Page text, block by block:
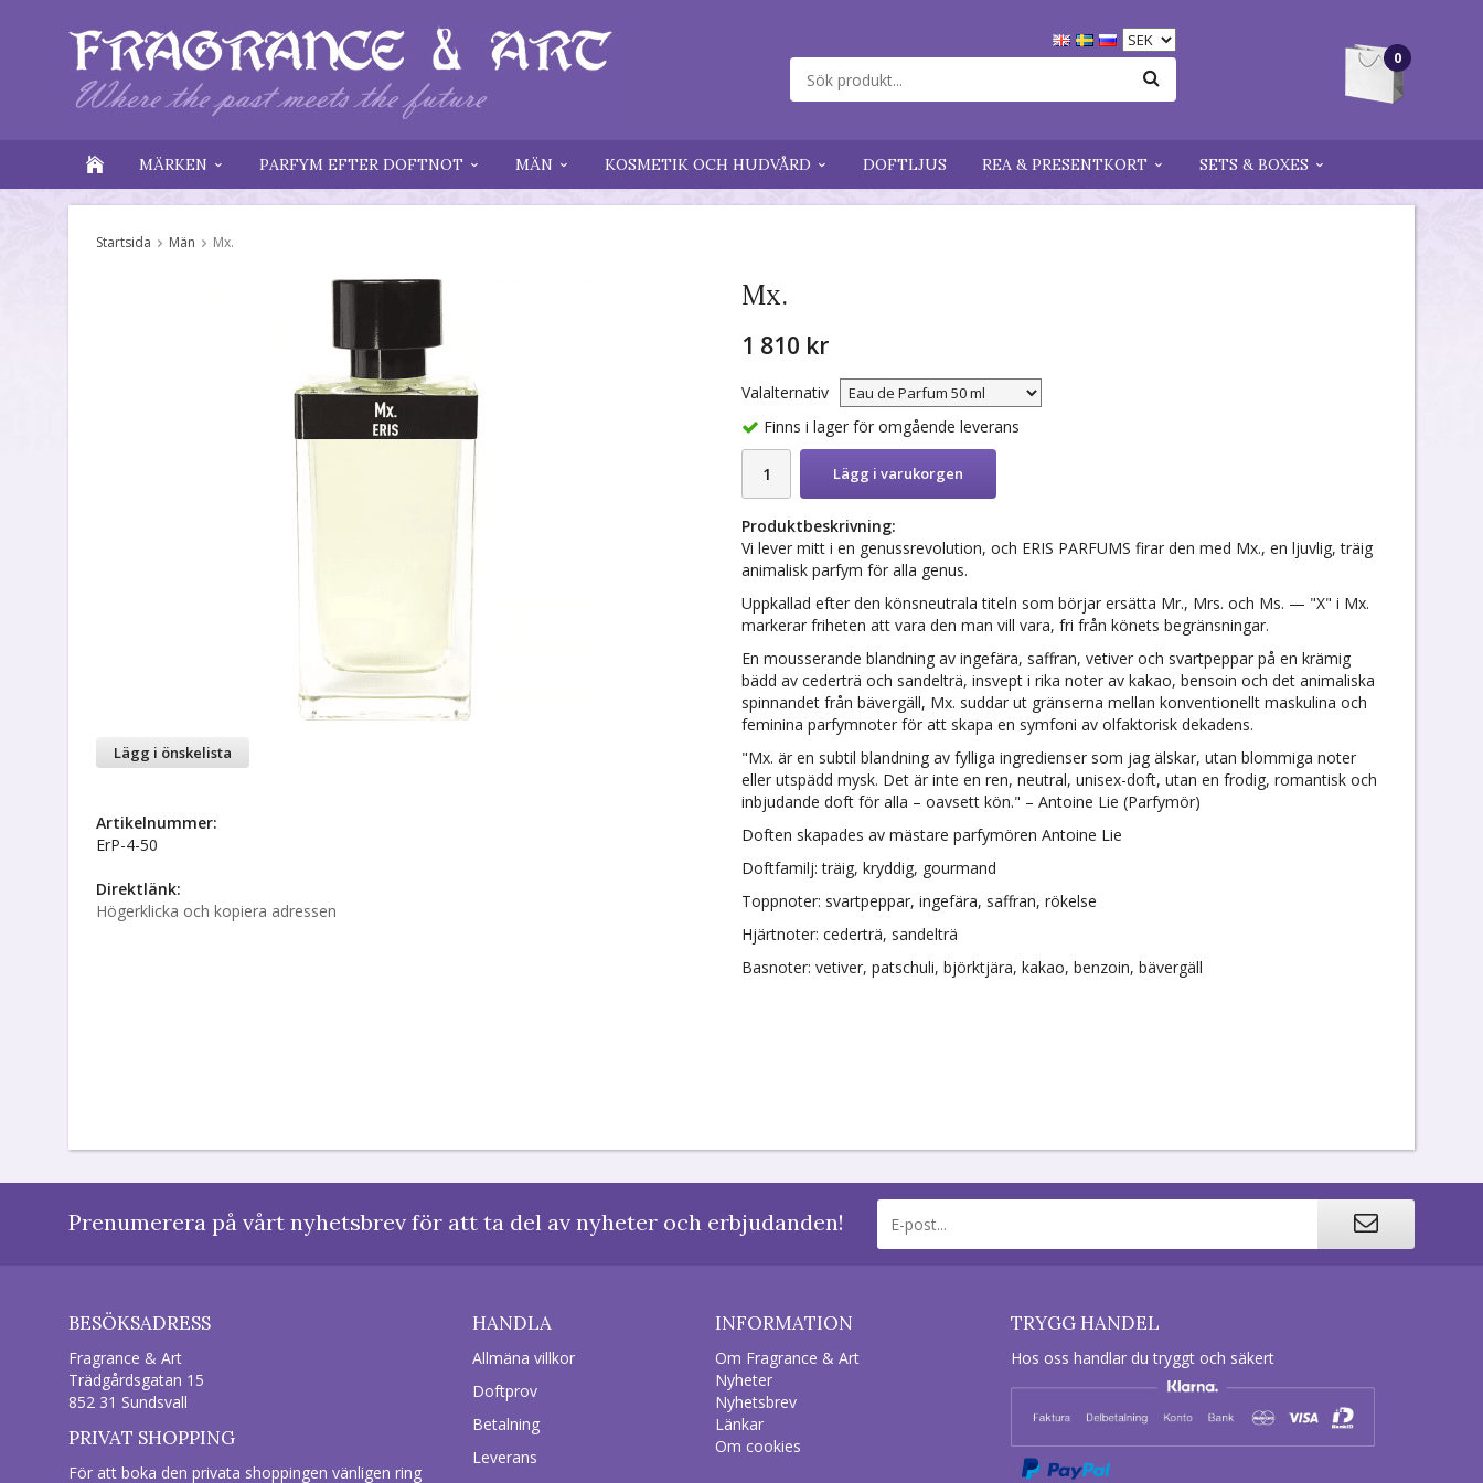
0
MÄRKEN PARFYM EFTER DOFTNOT MÄN KOSMETIK OCH HUDVÅRD DOFTLJUS REA & PRESENTKORT SETS & BOXES
Startsida Män Mx.
Mx.
1 810 kr
Valalternativ
Finns i lager för omgående leverans
Lägg i varukorgen
Produktbeskrivning:
Vi lever mitt i en genussrevolution, och ERIS PARFUMS firar den med Mx., en ljuvlig, träig
animalisk parfym för alla genus.
Uppkallad efter den könsneutrala titeln som börjar ersätta Mr., Mrs. och Ms. — "X" i Mx.
markerar friheten att vara den man vill vara, fri från könets begränsningar.
En mousserande blandning av ingefära, saffran, vetiver och svartpeppar på en krämig
bädd av cederträ och sandelträ, insvept i rika noter av kakao, bensoin och det animaliska
spinnandet från bävergäll, Mx. suddar ut gränserna mellan konventionellt maskulina och
feminina parfymnoter för att skapa en symfoni av olfaktorisk dekadens.
"Mx. är en subtil blandning av fylliga ingredienser som jag älskar, utan blommiga noter
eller utspädd mysk. Det är inte en ren, neutral, unisex-doft, utan en frodig, romantisk och
inbjudande doft för alla – oavsett kön." – Antoine Lie (Parfymör)
Doften skapades av mästare parfymören Antoine Lie
Doftfamilj: träig, kryddig, gourmand
Toppnoter: svartpeppar, ingefära, saffran, rökelse
Hjärtnoter: cederträ, sandelträ
Basnoter: vetiver, patschuli, björktjära, kakao, benzoin, bävergäll
Lägg i önskelista
Artikelnummer:
ErP-4-50
Direktlänk:
Högerklicka och kopiera adressen
Prenumerera på vårt nyhetsbrev för att ta del av nyheter och erbjudanden!
BESÖKSADRESS
Fragrance & Art
Trädgårdsgatan 15
852 31 Sundsvall
PRIVAT SHOPPING
För att boka den privata shoppingen vänligen ring
HANDLA
Allmäna villkor
Doftprov
Betalning
Leverans
INFORMATION
Om Fragrance & Art
Nyheter
Nyhetsbrev
Länkar
Om cookies
TRYGG HANDEL
Hos oss handlar du tryggt och säkert